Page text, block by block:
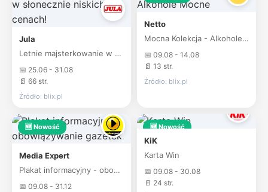
Jula
Letnie majsterkowanie w słonecznie niskich cenach!
📅 25.06 - 31.08
📄 66 str.
Źródło: blix.pl
Netto
Mocna Kolekcja - Alkohole Mocne
📅 09.08 - 14.08
📄 13 str.
Źródło: blix.pl
🆕 Nowość
Media Expert
Plakat informacyjny - obowiązywanie gazetek
📅 09.08 - 31.12
🆕 Nowość
KiK
Karta Win
📅 09.08 - 30.08
📄 24 str.